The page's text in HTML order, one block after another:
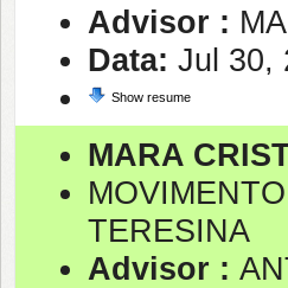
Advisor :
Data: Jul 30,
Show resume
MARA
TERESINA
Advisor :